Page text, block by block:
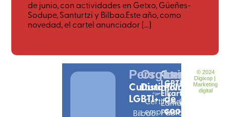
de junio, con actividades en Getxo, Güeñes-
Sodupe, Santurtzi y Bilbao.Este año, como
novedad, el cartel anunciador [...]
Ortzadar
LGBTI
Elkartea
Zamarripa
Pablo
Personas
Cultura
LGBTI+
Bilbao
Organizciones
Distintivos
Certificado
empresarial
Legal
Política
de
cookies
© 2024
Digixop |
Marketing
digital